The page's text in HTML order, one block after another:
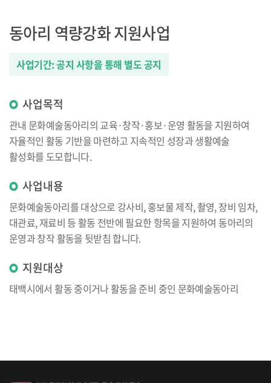
동아리 역량강화 지원사업
사업기간: 공지 사항을 통해 별도 공지
사업목적
관내 문화예술동아리의 교육·창작·홍보·운영 활동을 지원하여
자율적인 활동 기반을 마련하고 지속적인 성장과 생활예술
활성화를 도모합니다.
사업내용
문화예술동아리를 대상으로 강사비, 홍보물 제작, 촬영, 장비 임차,
대관료, 재료비 등 활동 전반에 필요한 항목을 지원하여 동아리의
운영과 창작 활동을 뒷받침 합니다.
지원대상
태백시에서 활동 중이거나 활동을 준비 중인 문화예술동아리